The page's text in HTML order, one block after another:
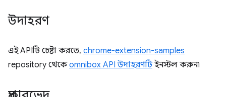
উদাহরণ
এই APIটি চেষ্টা করতে, chrome-extension-samples
repository থেকেomnibox API উদাহরণটিইনস্টল করুন৷